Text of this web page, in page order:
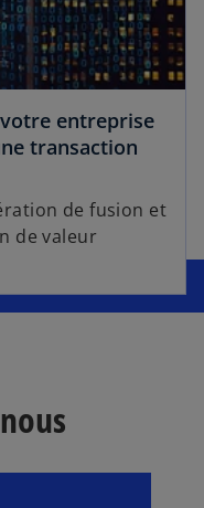
entreprise
transaction
de fusion et
de valeur